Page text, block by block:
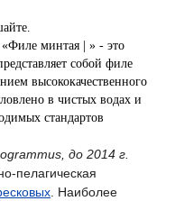
минтая | » - это
собой филе
высококачественного
в чистых водах и
стандартов
до 2014 г.
пелагическая
. Наиболее